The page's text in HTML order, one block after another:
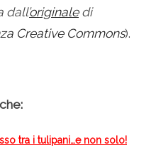
originaledi
Creative Commons).
tra i tulipani…e non solo!